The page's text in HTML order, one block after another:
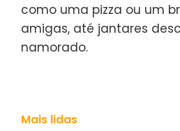
como uma pizza ou um
amigas, até jantares
namorado.
Mais lidas